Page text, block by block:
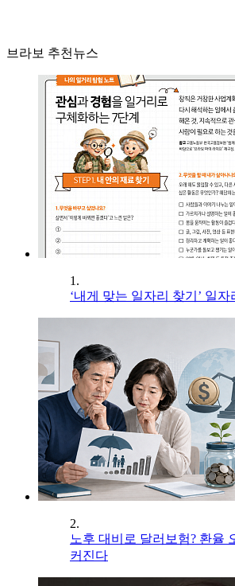
브라보 추천뉴스
1.
‘내게 맞는 일자리 찾기’ 일
2.
노후 대비로 달러보험? 환율
커진다